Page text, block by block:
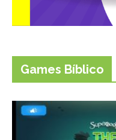
Games Bíblico